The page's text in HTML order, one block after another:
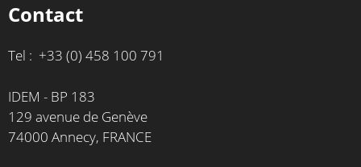
Contact
Tel : +33 (0) 458 100 791
IDEM - BP 183
129 avenue de Genève
74000 Annecy, FRANCE